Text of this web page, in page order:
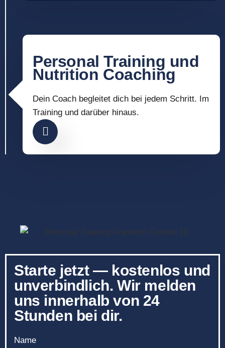
Personal Training und
Nutrition Coaching
Dein Coach begleitet dich bei jedem Schritt. Im
Training und darüber hinaus.
Starte jetzt — kostenlos und
unverbindlich. Wir melden
uns innerhalb von 24
Stunden bei dir.
Name